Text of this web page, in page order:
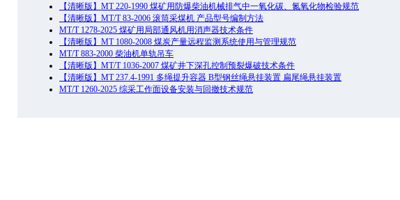
【清晰版】MT 220-1990 煤矿用防爆柴油机械排气中一氧化碳、氮氧化物检验规范
【清晰版】MT/T 83-2006 滚筒采煤机 产品型号编制方法
MT/T 1278-2025 煤矿用局部通风机用消声器技术条件
【清晰版】MT 1080-2008 煤炭产量远程监测系统使用与管理规范
MT/T 883-2000 柴油机单轨吊车
【清晰版】MT/T 1036-2007 煤矿井下深孔控制预裂爆破技术条件
【清晰版】MT 237.4-1991 多绳提升容器 B型钢丝绳悬挂装置 扁尾绳悬挂装置
MT/T 1260-2025 综采工作面设备安装与回撤技术规范